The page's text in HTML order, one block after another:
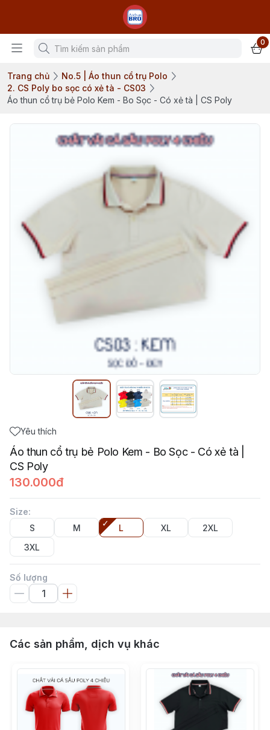
0
Trang chủ
No.5 | Áo thun cổ trụ Polo
2. CS Poly bo sọc có xẻ tà - CS03
Áo thun cổ trụ bẻ Polo Kem - Bo Sọc - Có xẻ tà | CS Poly
Yêu thích
Áo thun cổ trụ bẻ Polo Kem - Bo Sọc - Có xẻ tà |
CS Poly
130.000đ
Size:
S
M L XL
2XL
3XL
Số lượng
Các sản phẩm, dịch vụ khác